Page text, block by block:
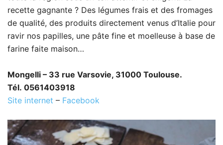
recette gagnante ? Des légumes frais et des fromages
de qualité, des produits directement venus d’Italie pour
ravir nos papilles, une pâte fine et moelleuse à base de
farine faite maison…
Mongelli – 33 rue Varsovie, 31000 Toulouse.
Tél. 0561403918
Site internet – Facebook